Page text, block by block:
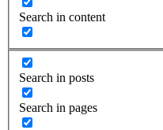
Search in content
Search in posts
Search in pages